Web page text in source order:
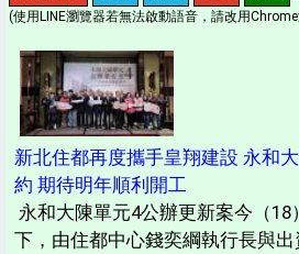
(使用LINE瀏覽器若無法啟動語音，請改用
新北住都再度攜手皇翔建設 永和
約 期待明年順利開工
永和大陳單元4公辦更新案今（
下，由住都中心錢奕綱執行長與